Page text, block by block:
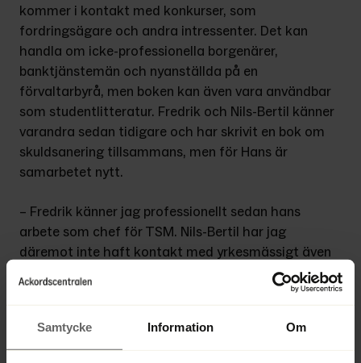
Samtycke Information Om
kommer i kontakt med konkurser, som
fordringsägare och andra intressenter. Det kan
handla om icke-professionella borgenärer,
banktjänstemän och nyanställda på en
förvaltarbyrå, men boken kan även vara användbar
som studentlitte­ratur. Fredrik och Nils-Bertil känner
var­andra sedan tidigare och har skrivit en bok om
skuldsanering tillsammans, men för Hans är
samarbetet nytt.
– Fredrik känner jag professionellt sedan hans
arbete som chef för TSM. Nils-Bertil har jag
däremot inte haft kontakt med yrkesmässigt även
och förvaltare
Förhoppningen med boken är att den ska säljas och